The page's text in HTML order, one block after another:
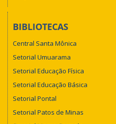
BIBLIOTECAS
Central Santa Mônica
Setorial Umuarama
Setorial Educação Física
Setorial Educação Básica
Setorial Pontal
Setorial Patos de Minas